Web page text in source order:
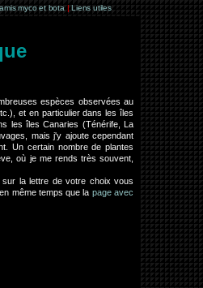
myco et bota | Liens utiles
espèces observées au
et en particulier dans les îles
les îles Canaries (Ténérife, La
mais j'y ajoute cependant
Un certain nombre de plantes
où je me rends très souvent,
la lettre de votre choix vous
même temps que la page avec